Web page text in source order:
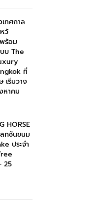
ทศกาล
ว้
ร้อม
บ The
ที่
เริ่มวาง
หาคม
HORSE
ลกชันขนม
ประจำ
25